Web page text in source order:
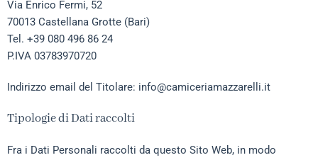
Via Enrico Fermi, 52
70013 Castellana Grotte (Bari)
Tel. +39 080 496 86 24
P.IVA 03783970720
Indirizzo email del Titolare: info@camiceriamazzarelli.it
Tipologie di Dati raccolti
Fra i Dati Personali raccolti da questo Sito Web, in modo